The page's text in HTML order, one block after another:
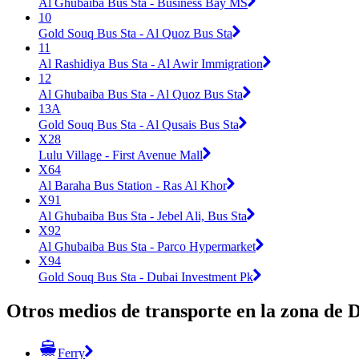
Al Ghubaiba Bus Sta - Business Bay MS
10
Gold Souq Bus Sta - Al Quoz Bus Sta
11
Al Rashidiya Bus Sta - Al Awir Immigration
12
Al Ghubaiba Bus Sta - Al Quoz Bus Sta
13A
Gold Souq Bus Sta - Al Qusais Bus Sta
X28
Lulu Village - First Avenue Mall
X64
Al Baraha Bus Station - Ras Al Khor
X91
Al Ghubaiba Bus Sta - Jebel Ali, Bus Sta
X92
Al Ghubaiba Bus Sta - Parco Hypermarket
X94
Gold Souq Bus Sta - Dubai Investment Pk
Otros medios de transporte en la zona de
Ferry